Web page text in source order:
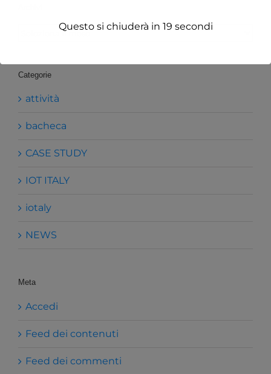
Categorie
attività
bacheca
CASE STUDY
IOT ITALY
iotaly
NEWS
Meta
Accedi
Feed dei contenuti
Feed dei commenti
Questo si chiuderà in 19 secondi